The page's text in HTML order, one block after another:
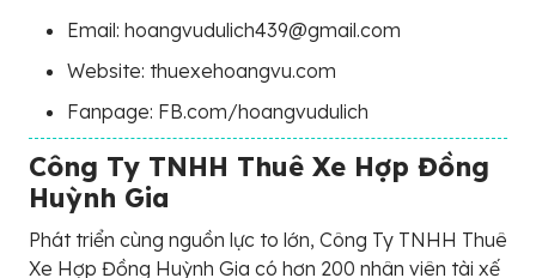
Email: hoangvudulich439@gmail.com
Website: thuexehoangvu.com
Fanpage: FB.com/hoangvudulich
Công Ty TNHH Thuê Xe Hợp Đồng
Huỳnh Gia
Phát triển cùng nguồn lực to lớn, Công Ty TNHH Thuê
Xe Hợp Đồng Huỳnh Gia có hơn 200 nhân viên tài xế